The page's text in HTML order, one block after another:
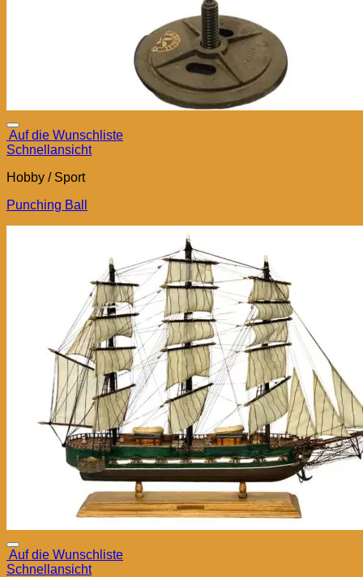
Auf die Wunschliste
Schnellansicht
Hobby / Sport
Punching Ball
Auf die Wunschliste
Schnellansicht